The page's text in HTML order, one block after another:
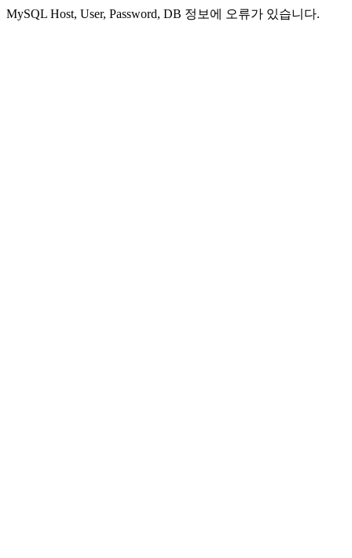
MySQL Host, User, Password, DB 정보에 오류가 있습니다.